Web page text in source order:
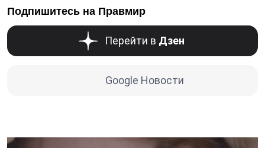
Подпишитесь на Правмир
Перейти в Дзен
Google Новости